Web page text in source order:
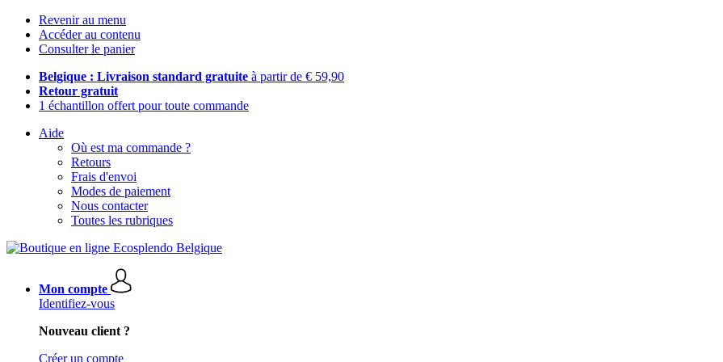
Revenir au menu
Accéder au contenu
Consulter le panier
Belgique : Livraison standard gratuite à partir de € 59,90
Retour gratuit
1 échantillon offert pour toute commande
Aide
Où est ma commande ?
Retours
Frais d'envoi
Modes de paiement
Nous contacter
Toutes les rubriques
Mon compte
Identifiez-vous
Nouveau client ?
Créer un compte